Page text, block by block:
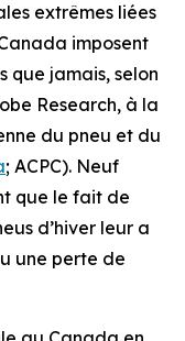
extrêmes liées
imposent
que jamais, selon
Research, à la
du pneu et du
; ACPC). Neuf
que le fait de
d’hiver leur a
une perte de